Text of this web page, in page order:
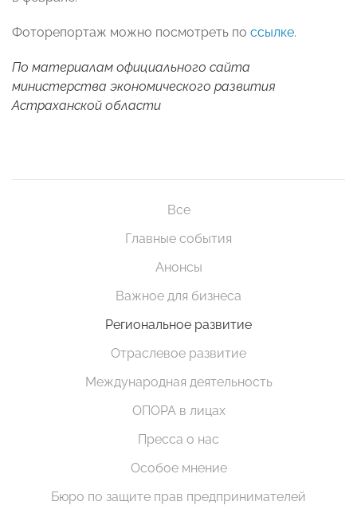
Фоторепортаж можно посмотреть по ссылке.
По материалам официального сайта
министерства экономического развития
Астраханской области
Все
Главные события
Анонсы
Важное для бизнеса
Региональное развитие
Отраслевое развитие
Международная деятельность
ОПОРА в лицах
Пресса о нас
Особое мнение
Бюро по защите прав предпринимателей